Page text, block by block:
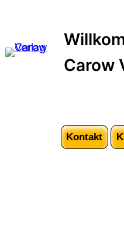
springen
Carow
Kontakt